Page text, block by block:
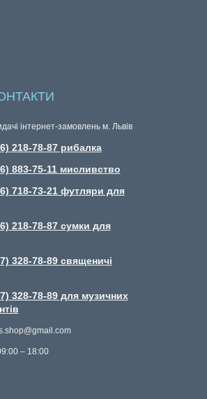
інтернет-замовлень м. Львів
218-78-87 рибалка
883-75-11 мисливство
718-73-21 футляри для
218-78-87 сумки для
328-78-89 священичі
328-78-89 для музичних
– 18:00